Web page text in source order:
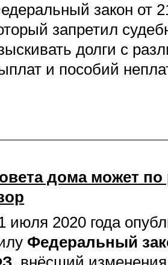
закон от
запретил
долги с
и пособий
дома может
июля 2020 года
Федеральный